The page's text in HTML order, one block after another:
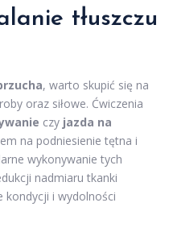
tłuszczu
, warto skupić się na
oraz siłowe. Ćwiczenia
czy jazda na
na podniesienie tętna i
wykonywanie tych
nadmiaru tkanki
kondycji i wydolności